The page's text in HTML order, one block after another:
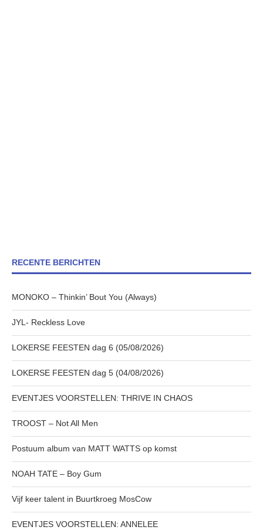
RECENTE BERICHTEN
MONOKO – Thinkin’ Bout You (Always)
JYL- Reckless Love
LOKERSE FEESTEN dag 6 (05/08/2026)
LOKERSE FEESTEN dag 5 (04/08/2026)
EVENTJES VOORSTELLEN: THRIVE IN CHAOS
TROOST – Not All Men
Postuum album van MATT WATTS op komst
NOAH TATE – Boy Gum
Vijf keer talent in Buurtkroeg MosCow
EVENTJES VOORSTELLEN: ANNELEE